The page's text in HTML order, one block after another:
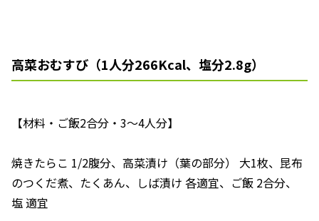
高菜おむすび（1人分266Kcal、塩分2.8g）
【材料・ご飯2合分・3～4人分】
焼きたらこ 1/2腹分、高菜漬け（葉の部分） 大1枚、昆布
のつくだ煮、たくあん、しば漬け 各適宜、ご飯 2合分、
塩 適宜